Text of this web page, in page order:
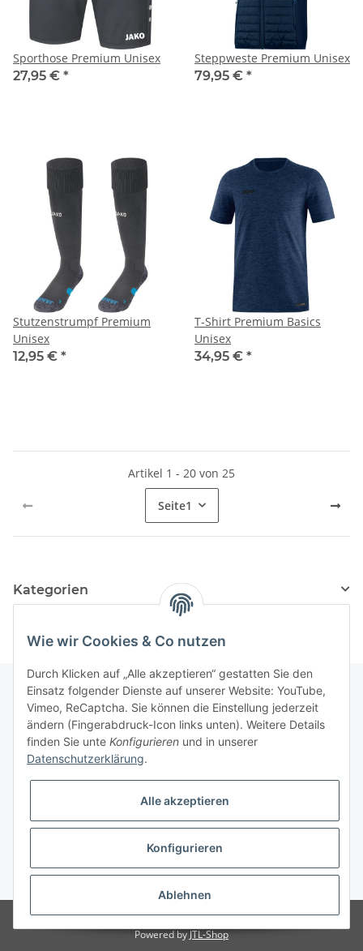
Sporthose Premium Unisex
27,95 € *
Steppweste Premium Unisex
79,95 € *
Stutzenstrumpf Premium
Unisex
12,95 € *
T-Shirt Premium Basics
Unisex
34,95 € *
Artikel 1 - 20 von 25
Seite1
Kategorien
Informationen
Gesetzliche Informationen
* Alle Preise inkl. gesetzlicher USt., zzgl.Versand
Besucherzähler: 3063140
Powered byJTL-Shop
Wie wir Cookies & Co nutzen
Durch Klicken auf „Alle akzeptieren“ gestatten Sie den
Einsatz folgender Dienste auf unserer Website: YouTube,
Vimeo, ReCaptcha. Sie können die Einstellung jederzeit
ändern (Fingerabdruck-Icon links unten). Weitere Details
finden Sie unte Konfigurieren und in unserer
Datenschutzerklärung.
Alle akzeptieren
Konfigurieren
Ablehnen